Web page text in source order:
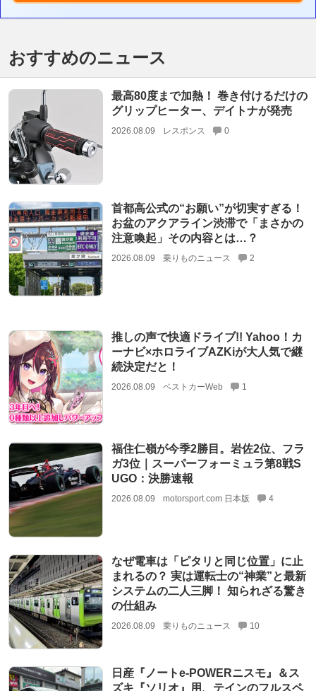
おすすめのニュース
最高80度まで加熱！ 巻き付けるだけの
グリップヒーター、デイトナが発売
2026.08.09 レスポンス 0
首都高公式の“お願い”が切実すぎる！
お盆のアクアライン渋滞で「まさかの
注意喚起」その内容とは…？
2026.08.09 乗りものニュース 2
推しの声で快適ドライブ!! Yahoo！カ
ーナビ×ホロライブAZKiが大人気で継
続決定だと！
2026.08.09 ベストカーWeb 1
福住仁嶺が今季2勝目。岩佐2位、フラ
ガ3位｜スーパーフォーミュラ第8戦S
UGO：決勝速報
2026.08.09 motorsport.com 日本版 4
なぜ電車は「ピタリと同じ位置」に止
まれるの？ 実は運転士の“神業”と最新
システムの二人三脚！ 知られざる驚き
の仕組み
2026.08.09 乗りものニュース 10
日産『ノートe-POWERニスモ』＆ス
ズキ『ソリオ』用、テインのフルスペ